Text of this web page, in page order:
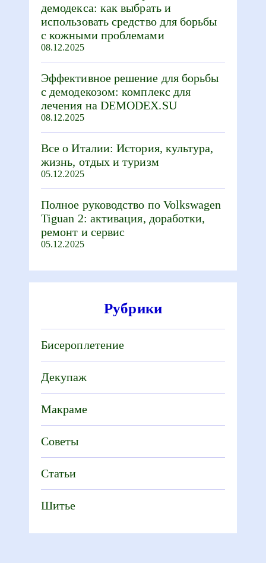
демодекса: как выбрать и
использовать средство для борьбы
с кожными проблемами
08.12.2025
Эффективное решение для борьбы
с демодекозом: комплекс для
лечения на DEMODEX.SU
08.12.2025
Все о Италии: История, культура,
жизнь, отдых и туризм
05.12.2025
Полное руководство по Volkswagen
Tiguan 2: активация, доработки,
ремонт и сервис
05.12.2025
Рубрики
Бисероплетение
Декупаж
Макраме
Советы
Статьи
Шитье